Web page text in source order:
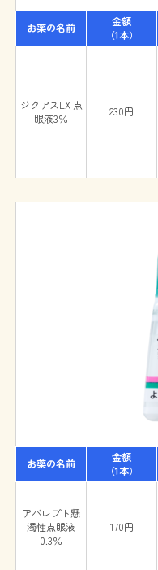
お薬の名前
金額
（1本）
ジクアスLX 点
眼液3％
230円
お薬の名前
金額
（1本）
アバレプト懸
濁性点眼液
0.3％
170円